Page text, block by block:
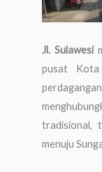
Jl. Sulawesi
pusat Kota
tradisional,
menuju